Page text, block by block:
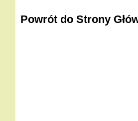
Powrót do Strony